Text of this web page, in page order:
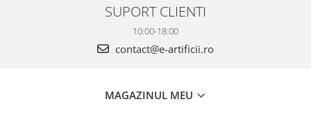
SUPORT CLIENTI
10:00-18:00
contact@e-artificii.ro
MAGAZINUL MEU